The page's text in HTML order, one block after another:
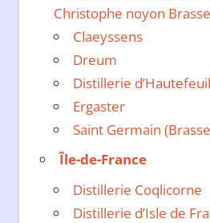
Christophe noyon
Claeyssens
Dreum
Distillerie
Ergaster
Saint Germain
Île-de-France
Distillerie Coqlicorne
Distillerie d’Isle de